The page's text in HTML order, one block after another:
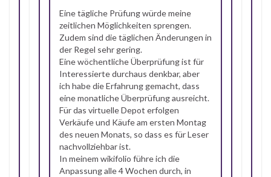
Eine tägliche Prüfung würde meine
zeitlichen Möglichkeiten sprengen.
Zudem sind die täglichen Änderungen in
der Regel sehr gering.
Eine wöchentliche Überprüfung ist für
Interessierte durchaus denkbar, aber
ich habe die Erfahrung gemacht, dass
eine monatliche Überprüfung ausreicht.
Für das virtuelle Depot erfolgen
Verkäufe und Käufe am ersten Montag
des neuen Monats, so dass es für Leser
nachvollziehbar ist.
In meinem wikifolio führe ich die
Anpassung alle 4 Wochen durch, in